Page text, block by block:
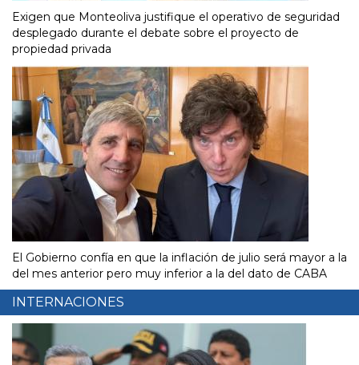
Exigen que Monteoliva justifique el operativo de seguridad
desplegado durante el debate sobre el proyecto de
propiedad privada
El Gobierno confía en que la inflación de julio será mayor a la
del mes anterior pero muy inferior a la del dato de CABA
INTERNACIONES